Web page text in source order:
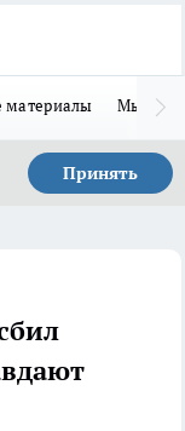
материалы Мы в
Принять